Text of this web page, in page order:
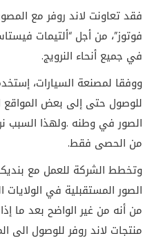
فقد تعاونت لاند روفر مع
فوتوز”، من أجل “ألتيمات
في جميع أنحاء النرويج.
ووفقا لمصنعة السيارات،
للوصول حتى إلى بعض المواقع
الصور في وطنه .ولهذا السبب
من الحصى فقط.
وتخطط الشركة للعمل مع
الصور المستقبلية في الولايات
من أنه من غير الواضح بعد ما
منتجات لاند روفر للوصول الى